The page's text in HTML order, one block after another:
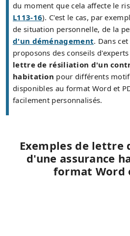
du moment que cela affecte le
L113-16). C'est le cas, par
de situation personnelle, de la
d'un déménagement. Dans
proposons des conseils
lettre de résiliation d'un
habitation pour différents
disponibles au format Word et
facilement personnalisés.
Exemples de lettre
d'une assurance
format Word